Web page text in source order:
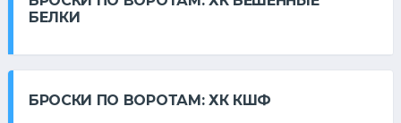
БЕЛКИ
БРОСКИ ПО ВОРОТАМ: ХК КШФ